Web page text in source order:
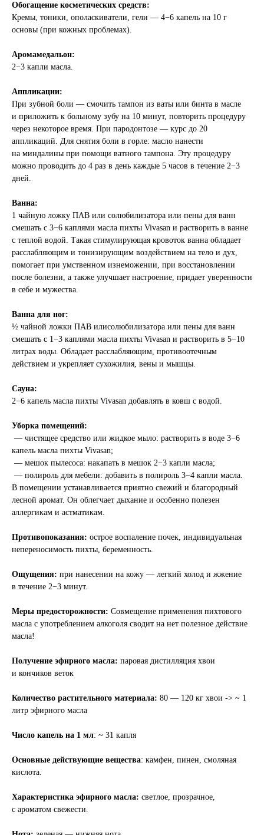
Обогащение косметических средств:
Кремы, тоники, ополаскиватели, гели — 4−6 капель на 10 г
основы (при кожных проблемах).
Аромамедальон:
2−3 капли масла.
Аппликации:
При зубной боли — смочить тампон из ваты или бинта в масле
и приложить к больному зубу на 10 минут, повторить процедуру
через некоторое время. При пародонтозе — курс до 20
аппликаций. Для снятия боли в горле: масло нанести
на миндалины при помощи ватного тампона. Эту процедуру
можно проводить до 4 раз в день каждые 5 часов в течение 2−3
дней.
Ванна:
1 чайную ложку ПАВ или солюбилизатора или пены для ванн
смешать с 3−6 каплями масла пихты Vivasan и растворить в ванне
с теплой водой. Такая стимулирующая кровоток ванна обладает
расслабляющим и тонизирующим воздействием на тело и дух,
помогает при умственном изнеможении, при восстановлении
после болезни, а также улучшает настроение, придает уверенности
в себе и мужества.
Ванна для ног:
½ чайной ложки ПАВ илисолюбилизатора или пены для ванн
смешать с 1−3 каплями масла пихты Vivasan и растворить в 5−10
литрах воды. Обладает расслабляющим, противоотечным
действием и укрепляет сухожилия, вены и мышцы.
Сауна:
2−6 капель масла пихты Vivasan добавлять в ковш с водой.
Уборка помещений:
— чистящее средство или жидкое мыло: растворить в воде 3−6
капель масла пихты Vivasan;
— мешок пылесоса: накапать в мешок 2−3 капли масла;
— полироль для мебели: добавить в полироль 3−4 капли масла.
В помещении устанавливается приятно свежий и благородный
лесной аромат. Он облегчает дыхание и особенно полезен
аллергикам и астматикам.
Противопоказания: острое воспаление почек, индивидуальная
непереносимость пихты, беременность.
Ощущения: при нанесении на кожу — легкий холод и жжение
в течение 2−3 минут.
Меры предосторожности: Совмещение применения пихтового
масла с употреблением алкоголя сводит на нет полезное действие
масла!
Получение эфирного масла: паровая дистилляция хвои
и кончиков веток
Количество растительного материала: 80 — 120 кг хвои -> ~ 1
литр эфирного масла
Число капель на 1 мл: ~ 31 капля
Основные действующие вещества: камфен, пинен, смоляная
кислота.
Характеристика эфирного масла: светлое, прозрачное,
с ароматом свежести.